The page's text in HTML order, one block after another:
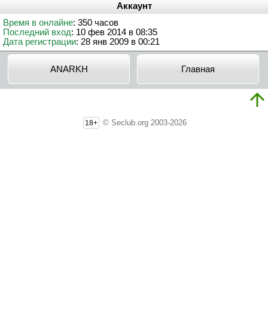
Аккаунт
Время в онлайне: 350 часов
Последний вход: 10 фев 2014 в 08:35
Дата регистрации: 28 янв 2009 в 00:21
ANARKH Главная
18+ © Seclub.org 2003-2026